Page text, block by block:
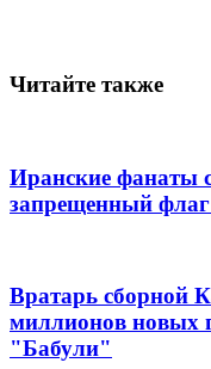
Читайте также
Иранские фанаты
запрещенный
Вратарь сборной
миллионов новых
"Бабули"